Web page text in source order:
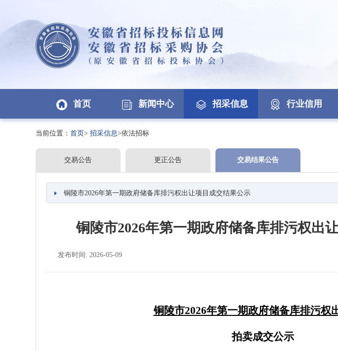
首页 新闻中心 招采信息 行业信用
当前位置： 首页> 招采信息>依法招标
交易公告 更正公告 交易结果公告
铜陵市2026年第一期政府储备库排污权出让项目成交结果公示
铜陵市2026年第一期政府储备库排污权出
发布时间: 2026-05-09
铜陵市2026年第一期政府储备库排污权
拍卖成交公示